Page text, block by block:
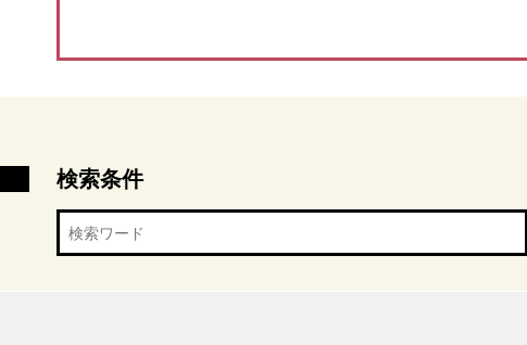
検索条件